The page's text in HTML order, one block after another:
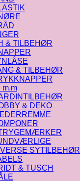
& TILBEHØR
& TILBEHØR
m.m
& DEKO
SYTILBEHØR
& TUSCH